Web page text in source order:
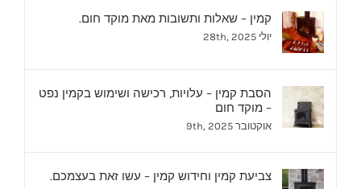
קמין – שאלות ותשובות מאת מוקד חום.
יולי 28th, 2025
הסבת קמין – עלויות, רכישה ושימוש בקמין נפט
– מוקד חום
אוקטובר 9th, 2025
צביעת קמין וחידוש קמין – עשו זאת בעצמכם.